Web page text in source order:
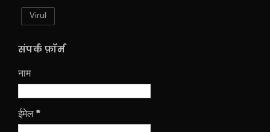
Virul
संपर्क फ़ॉर्म
नाम
ईमेल*